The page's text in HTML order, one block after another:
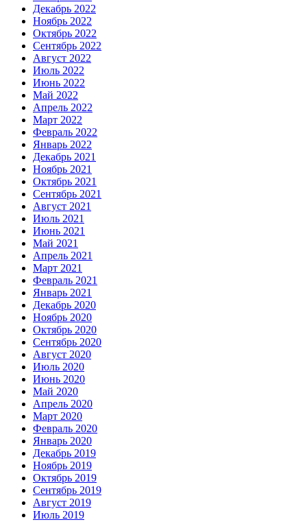
Декабрь 2022
Ноябрь 2022
Октябрь 2022
Сентябрь 2022
Август 2022
Июль 2022
Июнь 2022
Май 2022
Апрель 2022
Март 2022
Февраль 2022
Январь 2022
Декабрь 2021
Ноябрь 2021
Октябрь 2021
Сентябрь 2021
Август 2021
Июль 2021
Июнь 2021
Май 2021
Апрель 2021
Март 2021
Февраль 2021
Январь 2021
Декабрь 2020
Ноябрь 2020
Октябрь 2020
Сентябрь 2020
Август 2020
Июль 2020
Июнь 2020
Май 2020
Апрель 2020
Март 2020
Февраль 2020
Январь 2020
Декабрь 2019
Ноябрь 2019
Октябрь 2019
Сентябрь 2019
Август 2019
Июль 2019